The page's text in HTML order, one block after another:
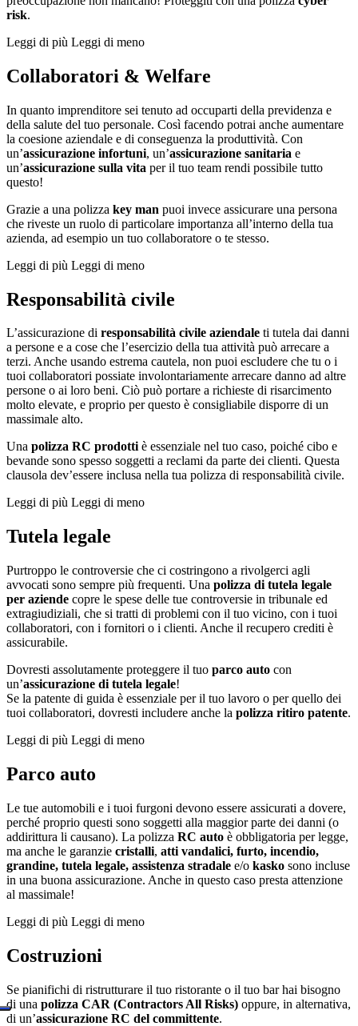
risk.
Leggi di più Leggi di meno
Collaboratori & Welfare
In quanto imprenditore sei tenuto ad occuparti della previdenza e
della salute del tuo personale. Così facendo potrai anche aumentare
la coesione aziendale e di conseguenza la produttività. Con
un’assicurazione infortuni, un’assicurazione sanitaria e
un’assicurazione sulla vita per il tuo team rendi possibile tutto
questo!
Grazie a una polizza key man puoi invece assicurare una persona
che riveste un ruolo di particolare importanza all’interno della tua
azienda, ad esempio un tuo collaboratore o te stesso.
Leggi di più Leggi di meno
Responsabilità civile
L’assicurazione di responsabilità civile aziendale ti tutela dai danni
a persone e a cose che l’esercizio della tua attività può arrecare a
terzi. Anche usando estrema cautela, non puoi escludere che tu o i
tuoi collaboratori possiate involontariamente arrecare danno ad altre
persone o ai loro beni. Ciò può portare a richieste di risarcimento
molto elevate, e proprio per questo è consigliabile disporre di un
massimale alto.
Una polizza RC prodottiè essenziale nel tuo caso, poiché cibo e
bevande sono spesso soggetti a reclami da parte dei clienti. Questa
clausola dev’essere inclusa nella tua polizza di responsabilità civile.
Leggi di più Leggi di meno
Tutela legale
Purtroppo le controversie che ci costringono a rivolgerci agli
avvocati sono sempre più frequenti. Una polizza di tutela legale
per aziende copre le spese delle tue controversie in tribunale ed
extragiudiziali, che si tratti di problemi con il tuo vicino, con i tuoi
collaboratori, con i fornitori o i clienti. Anche il recupero crediti è
assicurabile.
Dovresti assolutamente proteggere il tuo parco auto con
un’assicurazione di tutela legale!
Se la patente di guida è essenziale per il tuo lavoro o per quello dei
tuoi collaboratori, dovresti includere anche la polizza ritiro patente.
Leggi di più Leggi di meno
Parco auto
Le tue automobili e i tuoi furgoni devono essere assicurati a dovere,
perché proprio questi sono soggetti alla maggior parte dei danni (o
addirittura li causano). La polizza RC auto è obbligatoria per legge,
ma anche le garanzie cristalli, atti vandalici, furto, incendio,
grandine, tutela legale, assistenza stradale e/o kasko sono incluse
in una buona assicurazione. Anche in questo caso presta attenzione
al massimale!
Leggi di più Leggi di meno
Costruzioni
Se pianifichi di ristrutturare il tuo ristorante o il tuo bar hai bisogno
di una polizza CAR (Contractors All Risks) oppure, in alternativa,
di un’assicurazione RC del committente.